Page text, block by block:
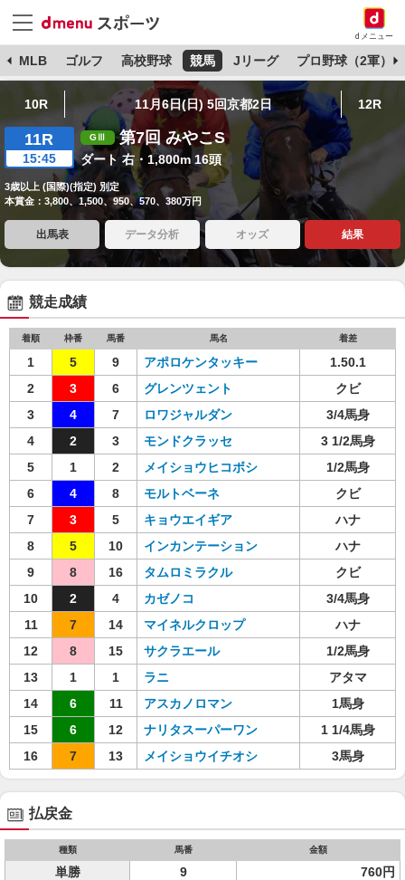
dメニュー
MLB ゴルフ 高校野球 競馬 Jリーグ プロ野球（2軍）
10R 11月6日(日) 5回京都2日 12R
11R
15:45
第7回 みやこS
ダート 右・1,800m 16頭
3歳以上 (国際)(指定) 別定
本賞金：3,800、1,500、950、570、380万円
出馬表 データ分析 オッズ 結果
競走成績
着順 枠番 馬番 馬名 着差
1 5 9 アポロケンタッキー
1.50.1
2
3 6 グレンツェント
クビ
3
4 7 ロワジャルダン
3/4馬身
4
2 3 モンドクラッセ
3 1/2馬身
5
1 2 メイショウヒコボシ
1/2馬身
6
4 8 モルトベーネ
クビ
7
3 5 キョウエイギア
ハナ
8
5 10 インカンテーション
ハナ
9
8 16 タムロミラクル
クビ
10
2 4 カゼノコ
3/4馬身
11
7 14 マイネルクロップ
ハナ
12
8 15 サクラエール
1/2馬身
13
1 1 ラニ
アタマ
14
6 11 アスカノロマン
1馬身
15
6 12 ナリタスーパーワン
1 1/4馬身
16
7 13 メイショウイチオシ 3馬身
払戻金
種類 馬番 金額
単勝 9 760円